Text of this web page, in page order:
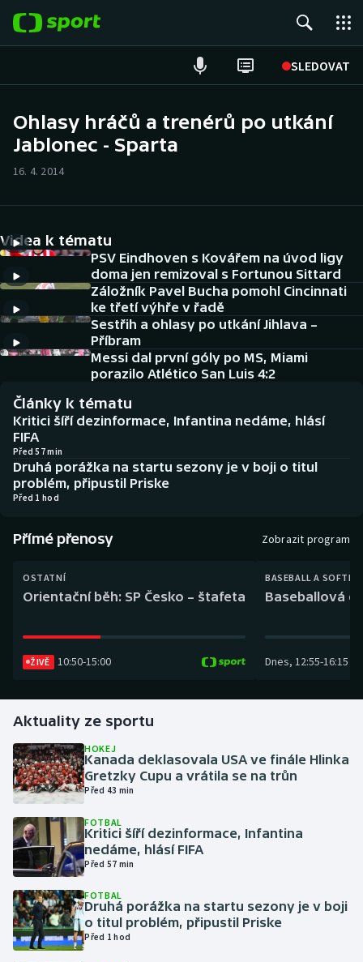
SLEDOVAT
Hokej
Cyklistika
DALŠÍ SPORTY
Americký fotbal
Baseball a softbal
Basketbal
Biatlon
Boby a skeleton
Box
Curling
Golf
Gymnastika
Házená
Jezdectví
Judo
Krasobruslení
NEPŘEHLÉDNĚTE
Historické návraty
Aplikace ČT sport
AZ kvíz
Ohlasy hráčů a trenérů po utkání
Jablonec - Sparta
16. 4. 2014
Videa k tématu
PSV Eindhoven s Kovářem na úvod ligy
doma jen remizoval s Fortunou Sittard
Záložník Pavel Bucha pomohl Cincinnati
ke třetí výhře v řadě
Sestřih a ohlasy po utkání Jihlava –
Příbram
Messi dal první góly po MS, Miami
porazilo Atlético San Luis 4:2
Články k tématu
Kritici šíří dezinformace, Infantina nedáme, hlásí
FIFA
Před 57 min
Druhá porážka na startu sezony je v boji o titul
problém, připustil Priske
Před 1 hod
Přímé přenosy Zobrazit program
OSTATNÍ
Orientační běh: SP Česko – štafeta
ŽIVĚ 10:50-15:00
BASEBALL A
Baseballová
Dnes, 12:55-16:15
Aktuality ze sportu
HOKEJ
Kanada deklasovala USA ve finále Hlinka
Gretzky Cupu a vrátila se na trůn
Před 43 min
FOTBAL
Kritici šíří dezinformace, Infantina
nedáme, hlásí FIFA
Před 57 min
FOTBAL
Druhá porážka na startu sezony je v boji
o titul problém, připustil Priske
Před 1 hod